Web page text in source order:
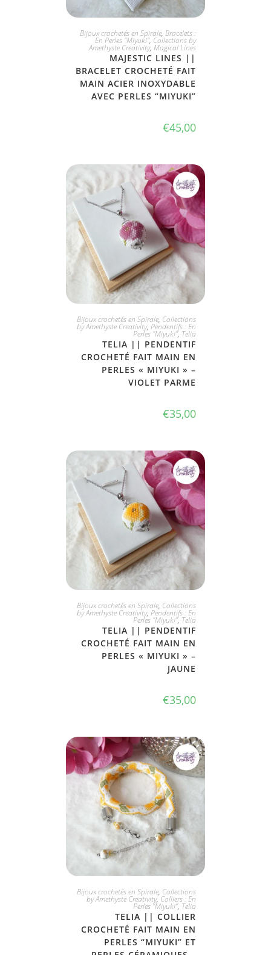
JE L'ADOPTE
Bijoux crochetés en Spirale, Bracelets :
En Perles "Miyuki", Collections by
Amethyste Creativity, Magical Lines
MAJESTIC LINES ||
BRACELET CROCHETÉ FAIT
MAIN ACIER INOXYDABLE
AVEC PERLES “MIYUKI”
€45,00
JE L'ADOPTE
Bijoux crochetés en Spirale, Collections
by Amethyste Creativity, Pendentifs : En
Perles "Miyuki", Telia
TELIA || PENDENTIF
CROCHETÉ FAIT MAIN EN
PERLES « MIYUKI » –
VIOLET PARME
€35,00
JE L'ADOPTE
Bijoux crochetés en Spirale, Collections
by Amethyste Creativity, Pendentifs : En
Perles "Miyuki", Telia
TELIA || PENDENTIF
CROCHETÉ FAIT MAIN EN
PERLES « MIYUKI » –
JAUNE
€35,00
JE L'ADOPTE
Bijoux crochetés en Spirale, Collections
by Amethyste Creativity,Colliers : En
Perles "Miyuki", Telia
TELIA || COLLIER
CROCHETÉ FAIT MAIN EN
PERLES “MIYUKI” ET